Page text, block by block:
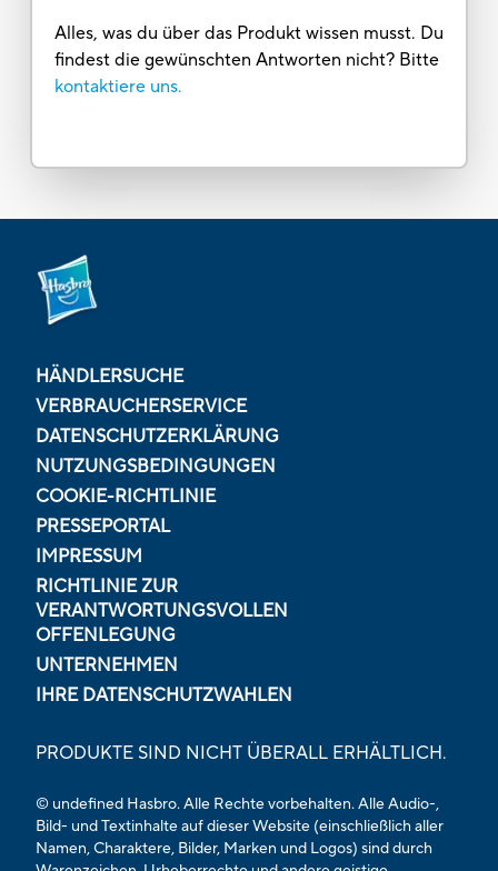
Alles, was du über das Produkt wissen musst. Du
findest die gewünschten Antworten nicht? Bitte
kontaktiere uns.
HÄNDLERSUCHE
VERBRAUCHERSERVICE
DATENSCHUTZERKLÄRUNG
NUTZUNGSBEDINGUNGEN
COOKIE-RICHTLINIE
PRESSEPORTAL
IMPRESSUM
RICHTLINIE ZUR
VERANTWORTUNGSVOLLEN
OFFENLEGUNG
UNTERNEHMEN
IHRE DATENSCHUTZWAHLEN
PRODUKTE SIND NICHT ÜBERALL ERHÄLTLICH.
© undefined Hasbro. Alle Rechte vorbehalten. Alle Audio-,
Bild- und Textinhalte auf dieser Website (einschließlich aller
Namen, Charaktere, Bilder, Marken und Logos) sind durch